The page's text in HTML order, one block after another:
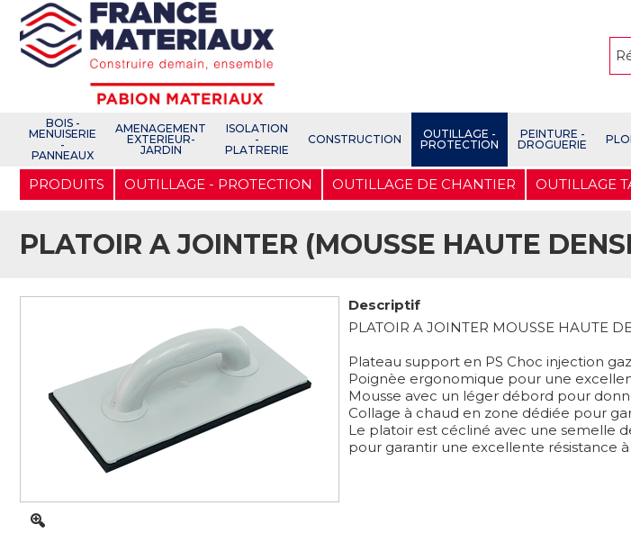
Aller
contenu
BOIS -
MENUISERIE
-
PANNEAUX
AMENAGEMENT
EXTERIEUR-
JARDIN
ISOLATION
-
PLATRERIE
CONSTRUCTION
OUTILLAGE -
PROTECTION
PEINTURE -
DROGUERIE
PRODUITS OUTILLAGE - PROTECTION OUTILLAGE DE CHANTIER OUTILLAGE
PLATOIR A JOINTER (MOUSSE HAUTE
Descriptif
PLATOIR A JOINTER MOUSSE HAUTE
Plateau support en PS Choc injection
Poignèe ergonomique pour une
Mousse avec un léger débord pour
Collage à chaud en zone dédiée pour
Le platoir est cécliné avec une semelle
pour garantir une excellente résistance à